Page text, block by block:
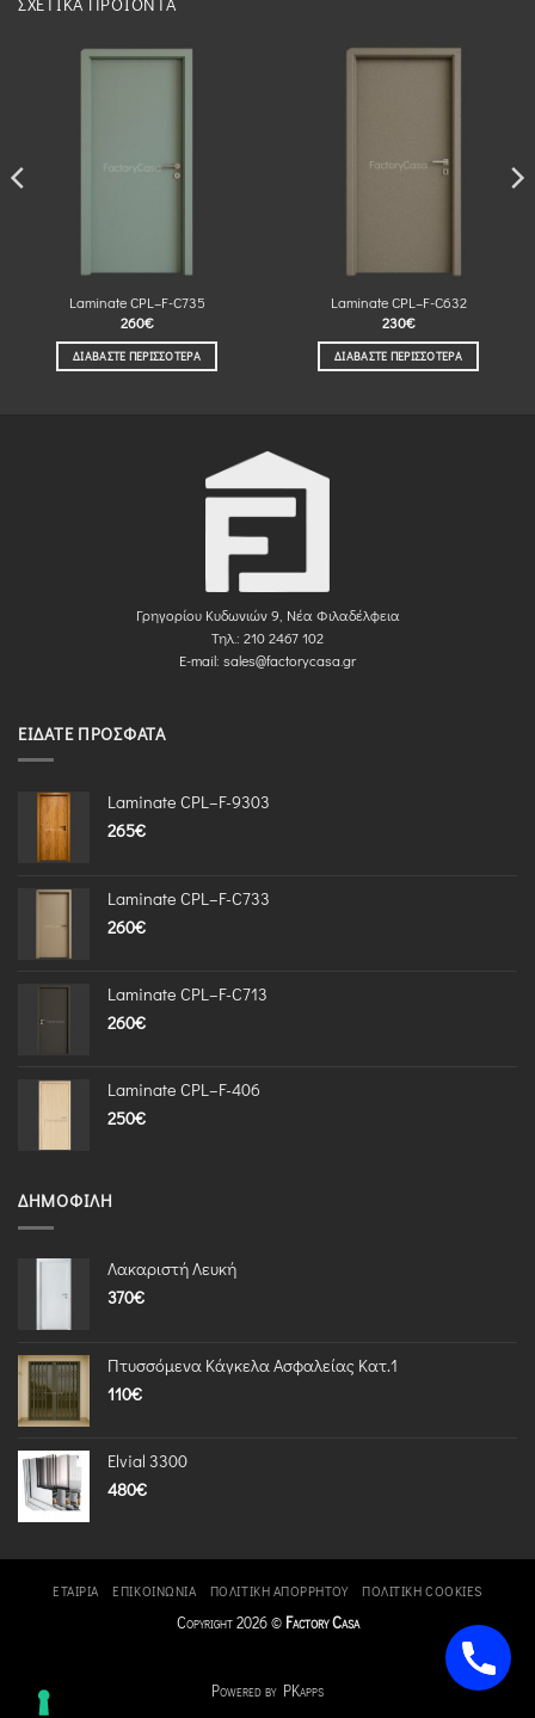
ΣΧΕΤΙΚΆ ΠΡΟΪΌΝΤΑ
Laminate CPL–F-C735
260€
ΔΙΑΒΆΣΤΕ ΠΕΡΙΣΣΌΤΕΡΑ
Laminate CPL–F-C632
230€
ΔΙΑΒΆΣΤΕ ΠΕΡΙΣΣΌΤΕΡΑ
Γρηγορίου Κυδωνιών 9, Νέα Φιλαδέλφεια
Τηλ.: 210 2467 102
E-mail: sales@factorycasa.gr
ΕΊΔΑΤΕ ΠΡΌΣΦΑΤΑ
Laminate CPL–F-9303
265€
Laminate CPL–F-C733
260€
Laminate CPL–F-C713
260€
Laminate CPL–F-406
250€
ΔΗΜΟΦΙΛΉ
Λακαριστή Λευκή
370€
Πτυσσόμενα Κάγκελα Ασφαλείας Κατ.1
110€
Elvial 3300
480€
ΕΤΑΙΡΊΑ ΕΠΙΚΟΙΝΩΝΊΑ ΠΟΛΙΤΙΚΉ ΑΠΟΡΡΉΤΟΥ ΠΟΛΙΤΙΚΉ COOKIES
Copyright 2026 © Factory Casa
Powered by PKapps